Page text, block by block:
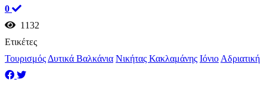
0
1132
Ετικέτες
Τουρισμός Δυτικά Βαλκάνια Νικήτας Κακλαμάνης Ιόνιο Αδριατική